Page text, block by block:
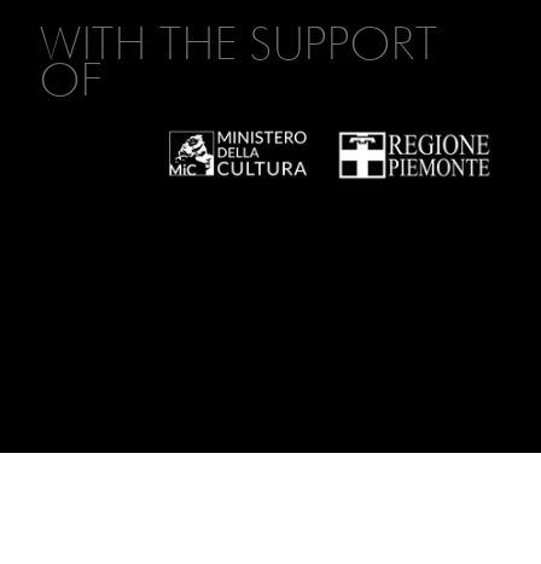
WITH THE SUPPORT
OF